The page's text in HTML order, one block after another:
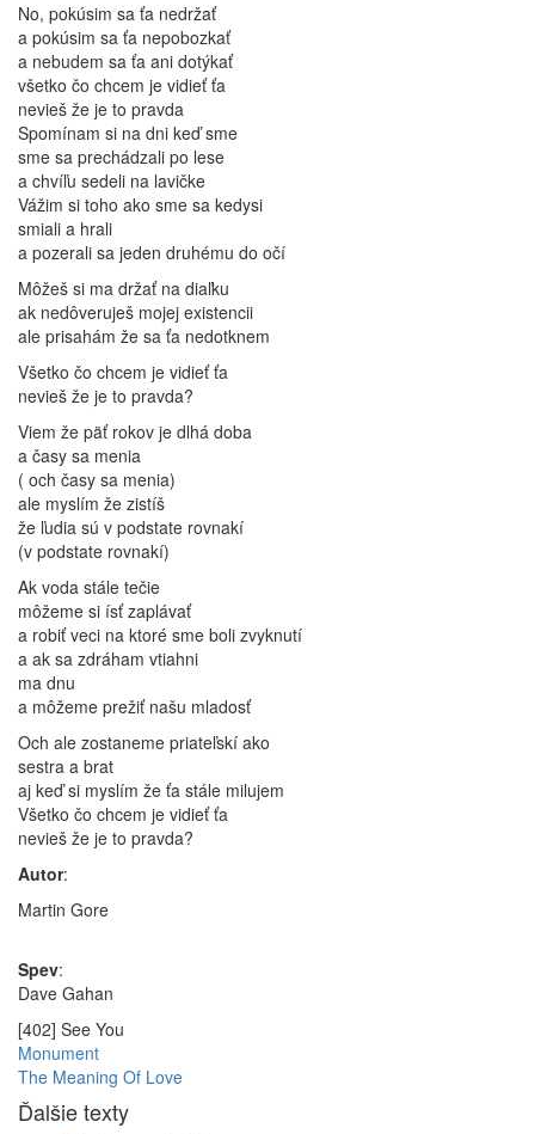
No, pokúsim sa ťa nedržať
a pokúsim sa ťa nepobozkať
a nebudem sa ťa ani dotýkať
všetko čo chcem je vidieť ťa
nevieš že je to pravda
Spomínam si na dni keď sme
sme sa prechádzali po lese
a chvíľu sedeli na lavičke
Vážim si toho ako sme sa kedysi
smiali a hrali
a pozerali sa jeden druhému do očí
Môžeš si ma držať na diaľku
ak nedôveruješ mojej existencii
ale prisahám že sa ťa nedotknem
Všetko čo chcem je vidieť ťa
nevieš že je to pravda?
Viem že päť rokov je dlhá doba
a časy sa menia
( och časy sa menia)
ale myslím že zistíš
že ľudia sú v podstate rovnakí
(v podstate rovnakí)
Ak voda stále tečie
môžeme si ísť zaplávať
a robiť veci na ktoré sme boli zvyknutí
a ak sa zdráham vtiahni
ma dnu
a môžeme prežiť našu mladosť
Och ale zostaneme priateľskí ako
sestra a brat
aj keď si myslím že ťa stále milujem
Všetko čo chcem je vidieť ťa
nevieš že je to pravda?
Autor:
Martin Gore
Spev:
Dave Gahan
[402] See You
Monument
The Meaning Of Love
Ďalšie texty